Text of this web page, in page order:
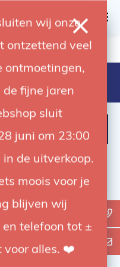
wij onze
ontzettend veel
ontmoetingen,
fijne jaren
sluit
juni om 23:00
in de uitverkoop.
moois voor je
blijven wij
telefoon tot ±
voor alles. ❤️
clip-on